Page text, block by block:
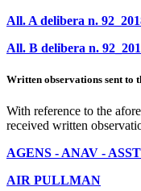
All. A delibera n.
All. B delibera n.
Written observations sent to
With reference to the
received written
AGENS - ANAV -
AIR PULLMAN